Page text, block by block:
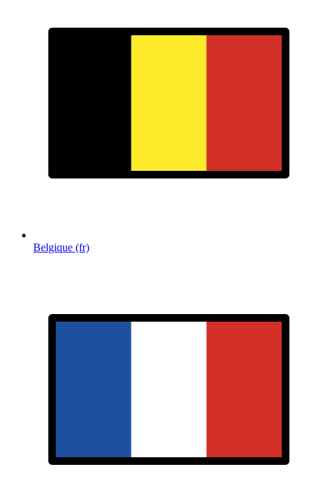
Belgique (fr)